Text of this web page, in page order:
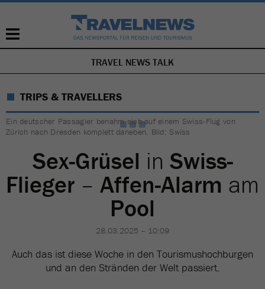
NAVIGATION
ÜBERSPRINGEN
TRAVEL NEWS TALK
TRIPS & TRAVELLERS
Ein deutscher Passagier benahm sich auf einem Swiss-Flug von
Zürich nach Dresden komplett daneben. Bild: Swiss
Sex-Grüsel in Swiss-
Flieger – Affen-Alarm am
Pool
28.03.2025 – 10:09
Auch das ist diese Woche in den Tourismushochburgen
und an den Stränden der Welt passiert.